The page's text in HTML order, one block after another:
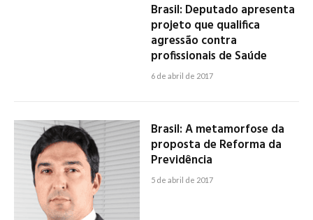
Brasil: Deputado apresenta
projeto que qualifica
agressão contra
profissionais de Saúde
6 de abril de 2017
Brasil: A metamorfose da
proposta de Reforma da
Previdência
5 de abril de 2017